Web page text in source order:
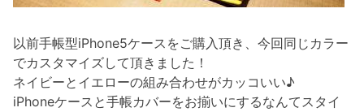
以前手帳型iPhone5ケースをご購入頂き、今回同じカラー
でカスタマイズして頂きました！
ネイビーとイエローの組み合わせがカッコいい♪
iPhoneケースと手帳カバーをお揃いにするなんてスタイ